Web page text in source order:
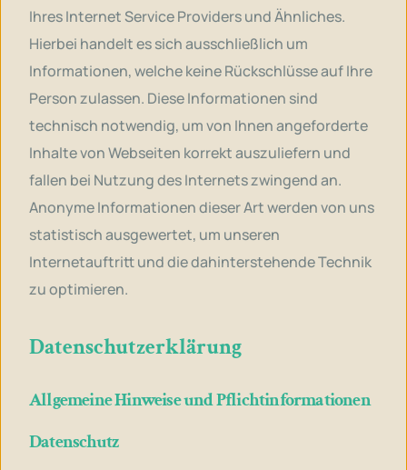
Ihres Internet Service Providers und Ähnliches.
Hierbei handelt es sich ausschließlich um
Informationen, welche keine Rückschlüsse auf Ihre
Person zulassen. Diese Informationen sind
technisch notwendig, um von Ihnen angeforderte
Inhalte von Webseiten korrekt auszuliefern und
fallen bei Nutzung des Internets zwingend an.
Anonyme Informationen dieser Art werden von uns
statistisch ausgewertet, um unseren
Internetauftritt und die dahinterstehende Technik
zu optimieren.
Datenschutzerklärung
Allgemeine Hinweise und Pflichtinformationen
Datenschutz